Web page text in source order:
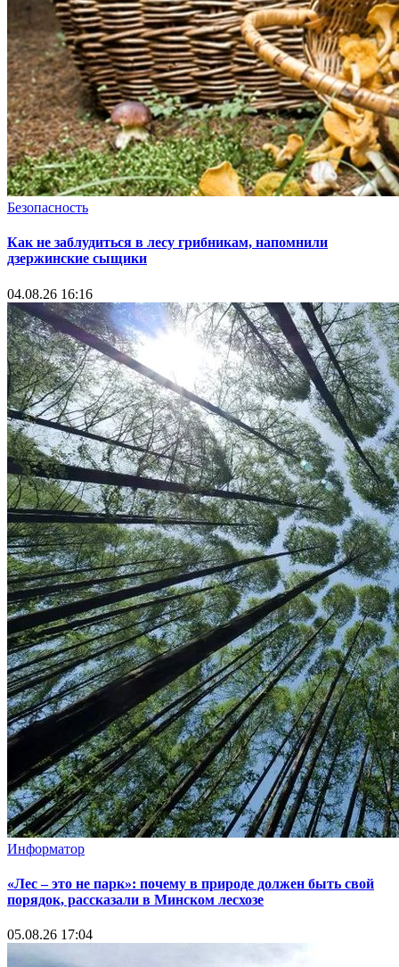
Безопасность
Как не заблудиться в лесу грибникам, напомнили
дзержинские сыщики
04.08.26 16:16
Информатор
«Лес – это не парк»: почему в природе должен быть свой
порядок, рассказали в Минском лесхозе
05.08.26 17:04